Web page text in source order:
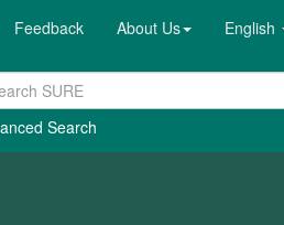
Feedback About Us English
Search